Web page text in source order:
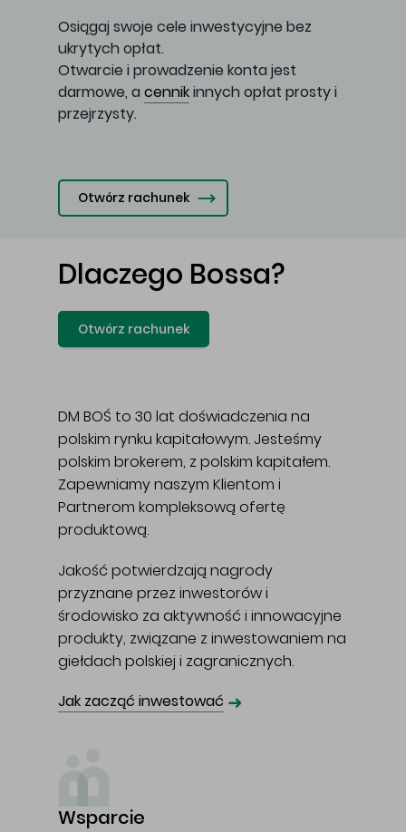
Osiągaj swoje cele inwestycyjne bez
ukrytych opłat.
Otwarcie i prowadzenie konta jest
darmowe, a cennikinnych opłat prosty i
przejrzysty.
Otwórz rachunek
Dlaczego Bossa?
Otwórz rachunek
DM BOŚ to 30 lat doświadczenia na
polskim rynku kapitałowym. Jesteśmy
polskim brokerem, z polskim kapitałem.
Zapewniamy naszym Klientom i
Partnerom kompleksową ofertę
produktową.
Jakość potwierdzają nagrody
przyznane przez inwestorów i
środowisko za aktywność i innowacyjne
produkty, związane z inwestowaniem na
giełdach polskiej i zagranicznych.
Jak zacząć inwestować ➜
Wsparcie